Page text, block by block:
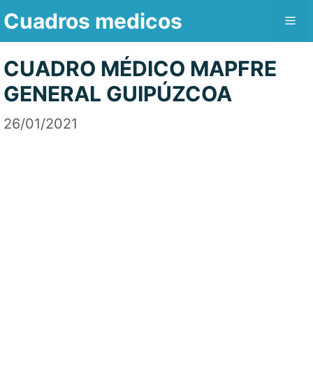
Saltar
contenido
Cuadros medicos
CUADRO MÉDICO MAPFRE
GENERAL GUIPÚZCOA
26/01/2021